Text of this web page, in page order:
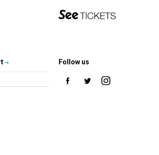
Follow us